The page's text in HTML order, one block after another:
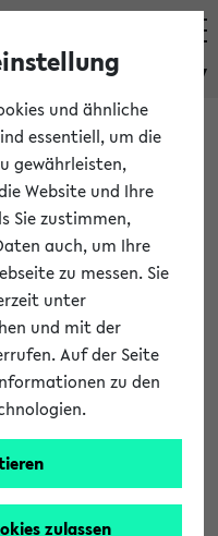
eKVV
und
von
Auf diese Weise können
Ihre privaten und
der
unserer
derzeit zur
und ähnliche
essentiell, um die
gewährleisten,
Website und Ihre
Sie zustimmen,
auch, um Ihre
zu messen. Sie
unter
und mit der
Auf der Seite
zu den
zulassen